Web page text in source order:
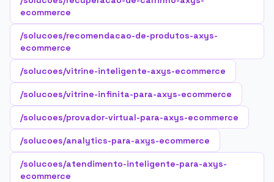
ecommerce
/solucoes/recomendacao-de-produtos-axys-
ecommerce
/solucoes/vitrine-inteligente-axys-ecommerce
/solucoes/vitrine-infinita-para-axys-ecommerce
/solucoes/provador-virtual-para-axys-ecommerce
/solucoes/analytics-para-axys-ecommerce
/solucoes/atendimento-inteligente-para-axys-
ecommerce